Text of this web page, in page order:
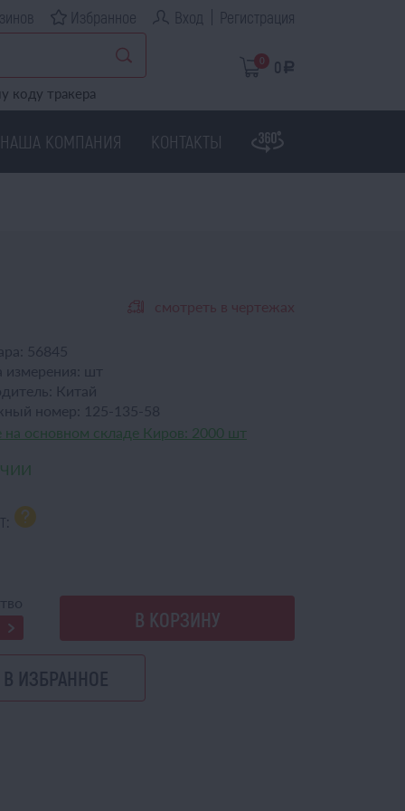
Избранное Вход Регистрация
коду тракера
0 0 a
НАША КОМПАНИЯ КОНТАКТЫ
смотреть в чертежах
56845
шт
Китай
номер:
125-135-58
основном складе Киров: 2000 шт
В КОРЗИНУ
В ИЗБРАННОЕ